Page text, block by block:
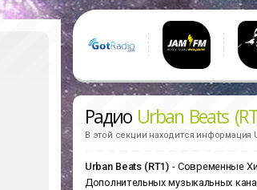
Радио Urban Beats
В этой секции находится информация
Urban Beats (RT1)- Современные
Дополнительных музыкальных